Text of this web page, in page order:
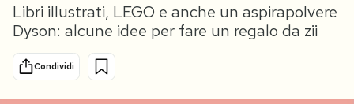
Politica
Tecnologia
Internet
Scienza
Consumismi
Storie/Idee
Libri illustrati, LEGO e anche un aspirapolvere
Dyson: alcune idee per fare un regalo da zii
Condividi